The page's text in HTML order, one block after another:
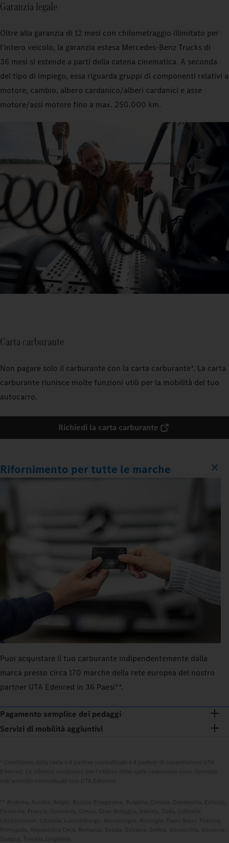
Garanzia legale
Oltre alla garanzia di 12 mesi con chilometraggio illimitato per
l'intero veicolo, la garanzia estesa Mercedes‑Benz Trucks di
36 mesi si estende a parti della catena cinematica. A seconda
del tipo di impiego, essa riguarda gruppi di componenti relativi a
motore, cambio, albero cardanico/alberi cardanici e asse
motore/assi motore fino a max. 250.000 km.
Carta carburante
Non pagare solo il carburante con la carta carburante*. La carta
carburante riunisce molte funzioni utili per la mobilità del tuo
autocarro.
Richiedi la carta carburante
Rifornimento per tutte le marche
Puoi acquistare il tuo carburante indipendentemente dalla
marca presso circa 170 marche della rete europea del nostro
partner UTA Edenred in 36 Paesi**.
Pagamento semplice dei pedaggi
Servizi di mobilità aggiuntivi